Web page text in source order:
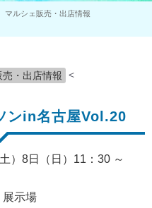
マルシェ販売・出店情報
売・出店情報
<
in名古屋Vol.20
）8日（日）11：30 ～
示場